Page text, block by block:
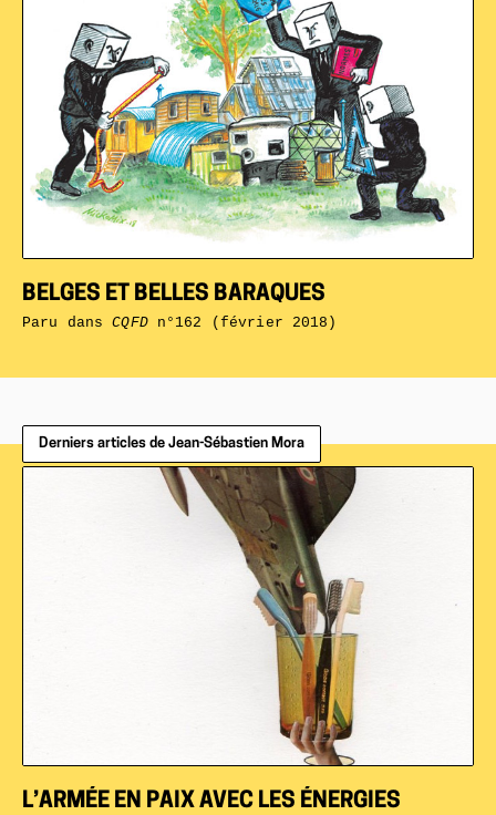
BELGES ET BELLES BARAQUES
Paru dansCQFDn°162 (février 2018)
Derniers articles de Jean-Sébastien Mora
L’ARMÉE EN PAIX AVEC LES ÉNERGIES